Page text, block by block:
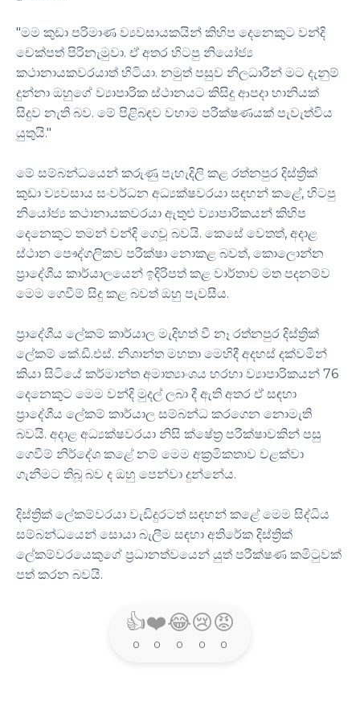
"මම කුඩා පරිමාණ ව්‍යවසායකයින් කිහිප දෙනෙකුට වන්දි
චෙක්පත් පිරිනැමුවා. ඒ අතර හිටපු නියෝජ්‍ය
කථානායකවරයාත් හිටියා. නමුත් පසුව නිලධාරීන් මට දැනුම්
දුන්නා ඔහුගේ ව්‍යාපාරික ස්ථානයට කිසිදු ආපදා හානියක්
සිදුව නැති බව. මේ පිළිබඳව වහාම පරීක්ෂණයක් පැවැත්විය
යුතුයි."
මේ සම්බන්ධයෙන් කරුණු පැහැදිලි කළ රත්නපුර දිස්ත්‍රික්
කුඩා ව්‍යවසාය සංවර්ධන අධ්‍යක්ෂවරයා සඳහන් කළේ, හිටපු
නියෝජ්‍ය කථානායකවරයා ඇතුළු ව්‍යාපාරිකයන් කිහිප
දෙනෙකුට තමන් වන්දි ගෙවූ බවයි. කෙසේ වෙතත්, අදාළ
ස්ථාන පෞද්ගලිකව පරීක්ෂා නොකළ බවත්, කොලොන්න
ප්‍රාදේශීය කාර්යාලයෙන් ඉදිරිපත් කළ වාර්තාව මත පදනම්ව
මෙම ගෙවීම් සිදු කළ බවත් ඔහු පැවසීය.
ප්‍රාදේශීය ලේකම් කාර්යාල මැදිහත් වී නෑ රත්නපුර දිස්ත්‍රික්
ලේකම් කේ.ඩී.එස්. නිශාන්ත මහතා මෙහිදී අදහස් දක්වමින්
කියා සිටියේ කර්මාන්ත අමාත්‍යාංශය හරහා ව්‍යාපාරිකයන් 76
දෙනෙකුට මෙම වන්දි මුදල් ලබා දී ඇති අතර ඒ සඳහා
ප්‍රාදේශීය ලේකම් කාර්යාල සම්බන්ධ කරගෙන නොමැති
බවයි. අදාළ අධ්‍යක්ෂවරයා නිසි ක්ෂේත්‍ර පරීක්ෂාවකින් පසු
ගෙවීම් නිර්දේශ කළේ නම් මෙම අක්‍රමිකතාව වළක්වා
ගැනීමට තිබූ බව ද ඔහු පෙන්වා දුන්නේය.
දිස්ත්‍රික් ලේකම්වරයා වැඩිදුරටත් සඳහන් කළේ මෙම සිද්ධිය
සම්බන්ධයෙන් සොයා බැලීම සඳහා අතිරේක දිස්ත්‍රික්
ලේකම්වරයෙකුගේ ප්‍රධානත්වයෙන් යුත් පරීක්ෂණ කමිටුවක්
පත් කරන බවයි.
👍
0
❤️
0
😂
0
😢
0
😡
0